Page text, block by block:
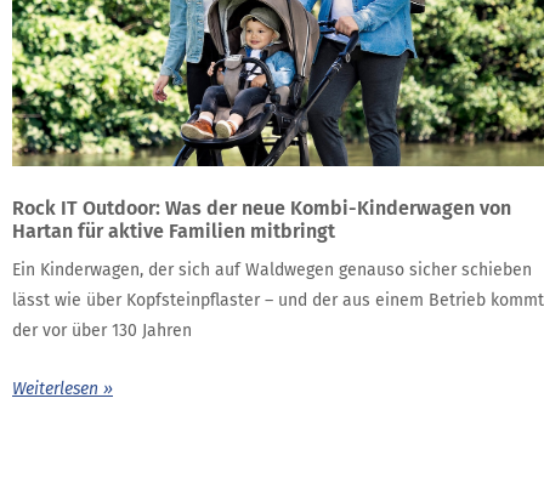
Rock IT Outdoor: Was der neue Kombi-Kinderwagen von
Hartan für aktive Familien mitbringt
Ein Kinderwagen, der sich auf Waldwegen genauso sicher schieben
lässt wie über Kopfsteinpflaster – und der aus einem Betrieb
der vor über 130 Jahren
Weiterlesen »